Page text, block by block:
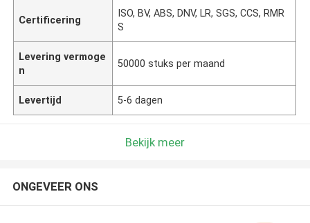
Certificering
ISO, BV, ABS, DNV, LR, SGS, CCS, RMR
S
Levering vermoge
n
50000 stuks per maand
Levertijd 5-6 dagen
Bekijk meer
ONGEVEER ONS